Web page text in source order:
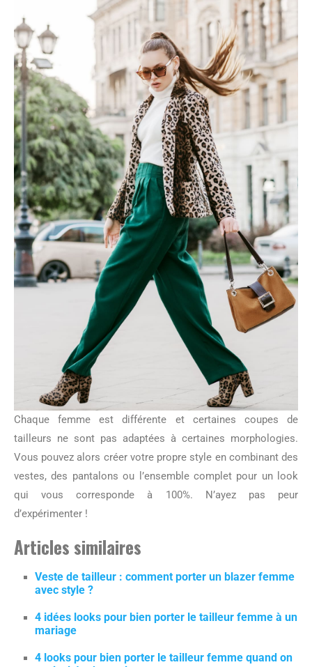
Chaque femme est différente et certaines coupes de
tailleurs ne sont pas adaptées à certaines morphologies.
Vous pouvez alors créer votre propre style en combinant des
vestes, des pantalons ou l’ensemble complet pour un look
qui vous corresponde à 100%. N’ayez pas peur
d’expérimenter !
Articles similaires
Veste de tailleur : comment porter un blazer femme
avec style ?
4 idées looks pour bien porter le tailleur femme à un
mariage
4 looks pour bien porter le tailleur femme quand on